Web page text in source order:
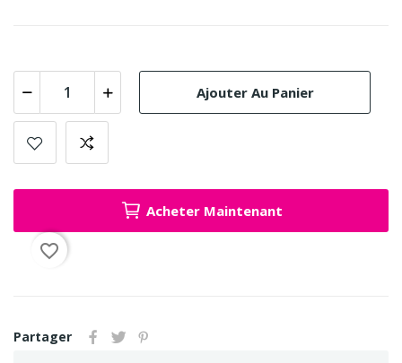
Ajouter Au Panier
Acheter Maintenant
favorite_border
Partager